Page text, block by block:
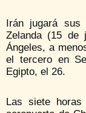
Irán jugará sus
Zelanda (15 de
Ángeles, a
el tercero en
Egipto, el 26.
Las siete